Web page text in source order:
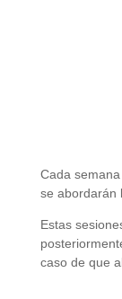
Cada
se abordarán
Estas
caso de que